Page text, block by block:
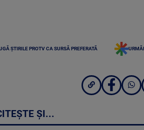
ȘTIRILE PROTV CA SURSĂ PREFERATĂ
ȘI...